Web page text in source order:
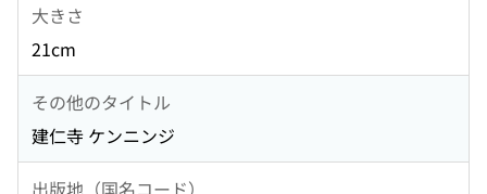
大きさ
21cm
その他のタイトル
建仁寺 ケンニンジ
出版地（国名コード）